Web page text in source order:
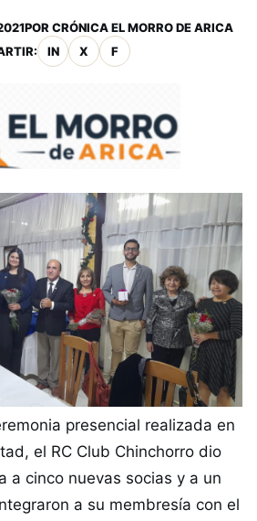
POR CRÓNICA EL MORRO DE ARICA
IN X F
presencial realizada en
el RC Club Chinchorro dio
a cinco nuevas socias y a un
a su membresía con el